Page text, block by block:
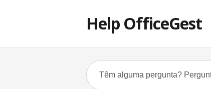
Help OfficeGest